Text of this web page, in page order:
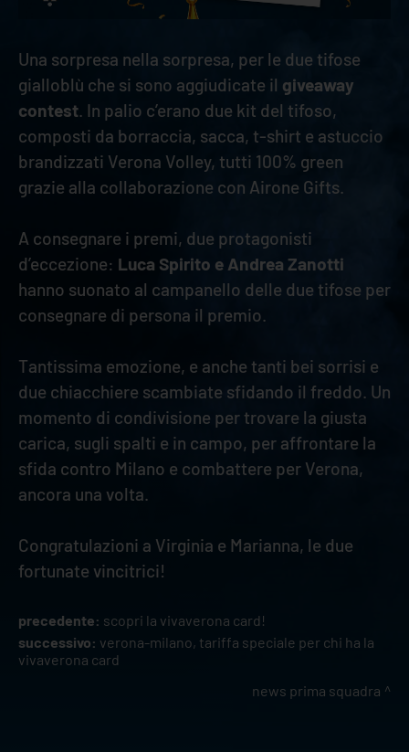
Una sorpresa nella sorpresa, per le due tifose
gialloblù che si sono aggiudicate il giveaway
contest . In palio c’erano due kit del tifoso,
composti da borraccia, sacca, t-shirt e astuccio
brandizzati Verona Volley, tutti 100% green
grazie alla collaborazione con Airone Gifts.
A consegnare i premi, due protagonisti
d’eccezione: Luca Spirito e Andrea Zanotti
hanno suonato al campanello delle due tifose per
consegnare di persona il premio.
Tantissima emozione, e anche tanti bei sorrisi e
due chiacchiere scambiate sfidando il freddo. Un
momento di condivisione per trovare la giusta
carica, sugli spalti e in campo, per affrontare la
sfida contro Milano e combattere per Verona,
ancora una volta.
Congratulazioni a Virginia e Marianna, le due
fortunate vincitrici!
precedente: scopri la vivaverona card!
successivo: verona-milano, tariffa speciale per chi ha la
vivaverona card
news prima squadra